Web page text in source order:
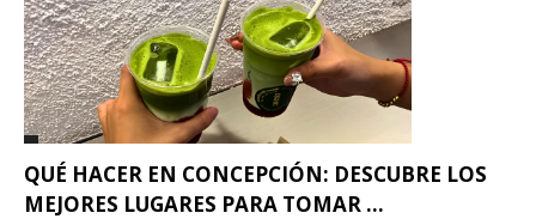
QUÉ HACER EN CONCEPCIÓN: DESCUBRE LOS
MEJORES LUGARES PARA TOMAR ...